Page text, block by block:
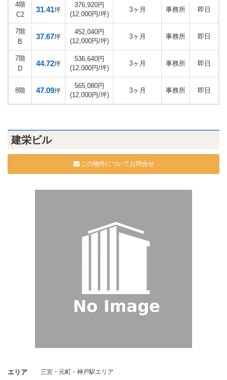
4階
C2
31.41坪
376,920円
(12,000円/坪)
3ヶ月 事務所 即日
7階
B
37.67坪
452,040円
(12,000円/坪)
3ヶ月 事務所 即日
7階
D
44.72坪
536,640円
(12,000円/坪)
3ヶ月 事務所 即日
8階 47.09坪
565,080円
(12,000円/坪)
3ヶ月 事務所 即日
建栄ビル
この物件についてお問合せ
エリア 三宮・元町・神戸駅エリア